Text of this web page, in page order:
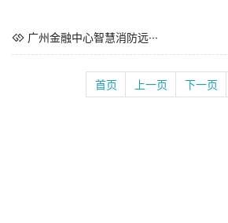
广州金融中心智慧消防远···
首页 上一页 下一页